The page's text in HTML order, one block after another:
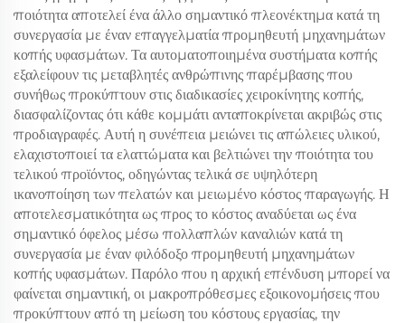
ποιότητα αποτελεί ένα άλλο σημαντικό πλεονέκτημα κατά τη
συνεργασία με έναν επαγγελματία προμηθευτή μηχανημάτων
κοπής υφασμάτων. Τα αυτοματοποιημένα συστήματα κοπής
εξαλείφουν τις μεταβλητές ανθρώπινης παρέμβασης που
συνήθως προκύπτουν στις διαδικασίες χειροκίνητης κοπής,
διασφαλίζοντας ότι κάθε κομμάτι ανταποκρίνεται ακριβώς στις
προδιαγραφές. Αυτή η συνέπεια μειώνει τις απώλειες υλικού,
ελαχιστοποιεί τα ελαττώματα και βελτιώνει την ποιότητα του
τελικού προϊόντος, οδηγώντας τελικά σε υψηλότερη
ικανοποίηση των πελατών και μειωμένο κόστος παραγωγής. Η
αποτελεσματικότητα ως προς το κόστος αναδύεται ως ένα
σημαντικό όφελος μέσω πολλαπλών καναλιών κατά τη
συνεργασία με έναν φιλόδοξο προμηθευτή μηχανημάτων
κοπής υφασμάτων. Παρόλο που η αρχική επένδυση μπορεί να
φαίνεται σημαντική, οι μακροπρόθεσμες εξοικονομήσεις που
προκύπτουν από τη μείωση του κόστους εργασίας, την